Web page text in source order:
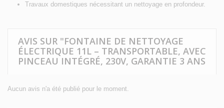
Travaux domestiques nécessitant un nettoyage en profondeur.
AVIS SUR "FONTAINE DE NETTOYAGE
ÉLECTRIQUE 11L – TRANSPORTABLE, AVEC
PINCEAU INTÉGRÉ, 230V, GARANTIE 3 ANS
Aucun avis n'a été publié pour le moment.